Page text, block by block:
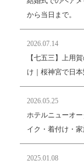
から当日まで。
2026.07.14
【七五三】上用
け｜桜神宮で日
2026.05.25
ホテルニューオ
イク・着付け・
2025.01.08